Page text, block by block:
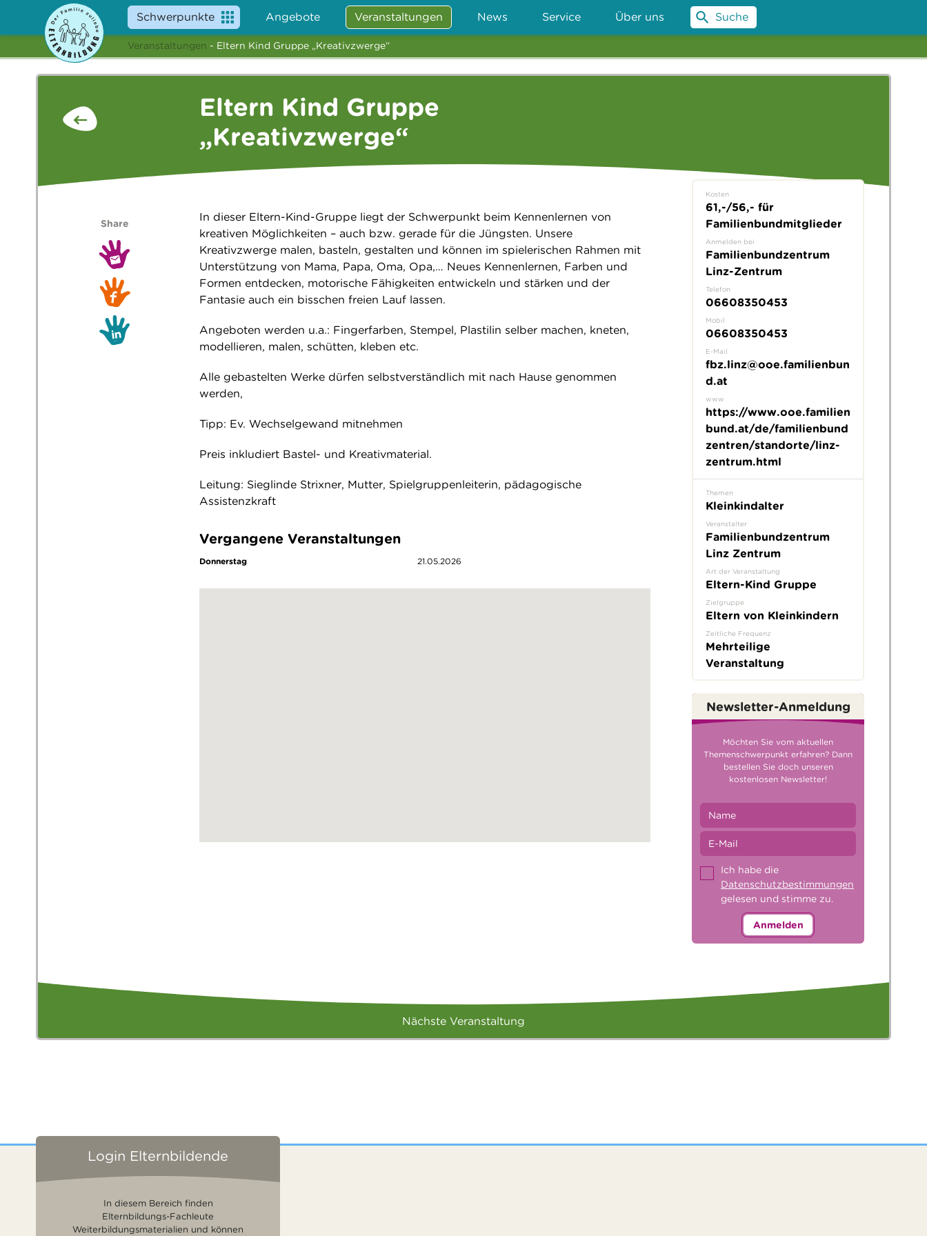
Schwerpunkte Angebote Veranstaltungen News Service Über uns Suche
Veranstaltungen - Eltern Kind Gruppe „Kreativzwerge“
Eltern Kind Gruppe
„Kreativzwerge“
In dieser Eltern-Kind-Gruppe liegt der Schwerpunkt beim Kennenlernen von
kreativen Möglichkeiten – auch bzw. gerade für die Jüngsten. Unsere
Kreativzwerge malen, basteln, gestalten und können im spielerischen Rahmen mit
Unterstützung von Mama, Papa, Oma, Opa,… Neues Kennenlernen, Farben und
Formen entdecken, motorische Fähigkeiten entwickeln und stärken und der
Fantasie auch ein bisschen freien Lauf lassen.
Angeboten werden u.a.: Fingerfarben, Stempel, Plastilin selber machen, kneten,
modellieren, malen, schütten, kleben etc.
Alle gebastelten Werke dürfen selbstverständlich mit nach Hause genommen
werden,
Tipp: Ev. Wechselgewand mitnehmen
Preis inkludiert Bastel- und Kreativmaterial.
Leitung: Sieglinde Strixner, Mutter, Spielgruppenleiterin, pädagogische
Assistenzkraft
Vergangene Veranstaltungen
Donnerstag 21.05.2026
Share
Kosten
61,-/56,- für
Familienbundmitglieder
Anmelden bei
Familienbundzentrum
Linz-Zentrum
Telefon
06608350453
Mobil
06608350453
E-Mail
fbz.linz@ooe.familienbun
d.at
www
https://www.ooe.familien
bund.at/de/familienbund
zentren/standorte/linz-
zentrum.html
Themen
Kleinkindalter
Veranstalter
Familienbundzentrum
Linz Zentrum
Art der Veranstaltung
Eltern-Kind Gruppe
Zielgruppe
Eltern von Kleinkindern
Zeitliche Frequenz
Mehrteilige
Veranstaltung
Newsletter-Anmeldung
Möchten Sie vom aktuellen
Themenschwerpunkt erfahren? Dann
bestellen Sie doch unseren
kostenlosen Newsletter!
Ich habe die
Datenschutzbestimmungen
gelesen und stimme zu.
Anmelden
Nächste Veranstaltung
Login Elternbildende
In diesem Bereich finden
Elternbildungs-Fachleute
Weiterbildungsmaterialien und können